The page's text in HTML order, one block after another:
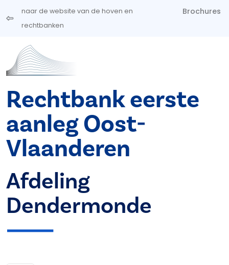
Overslaan en naar de inhoud gaan
naar de website van de hoven en
rechtbanken
Brochures
Rechtbank eerste
aanleg Oost-
Vlaanderen
Afdeling
Dendermonde